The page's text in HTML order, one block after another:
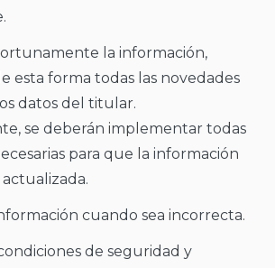
la información,
esta forma todas las novedades
datos del titular.
se deberán implementar todas
para que la información
cuando sea incorrecta.
de seguridad y